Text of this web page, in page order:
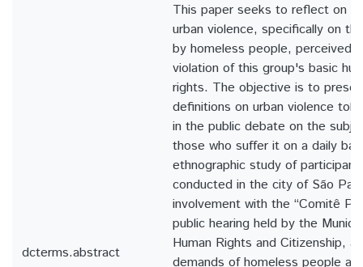
dcterms.abstract
This paper seeks to reflect on
urban violence, specifically on
by homeless people, perceived
violation of this group's basic
rights. The objective is to
definitions on urban violence
in the public debate on the
those who suffer it on a daily
ethnographic study of
conducted in the city of São
involvement with the “Comitê
public hearing held by the
Human Rights and Citizenship,
demands of homeless people